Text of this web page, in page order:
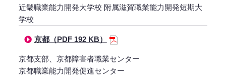
近畿職業能力開発大学校 附属滋賀職業能力開発短期大
学校
京都（PDF 192 KB）
京都支部、京都障害者職業センター
京都職業能力開発促進センター